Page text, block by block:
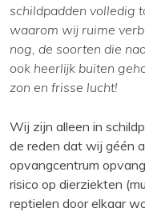
schildpadden volledig
waarom wij ruime
nog, de soorten die
ook heerlijk buiten
zon en frisse lucht!
Wij zijn alleen in
de reden dat wij géén
opvangcentrum
risico op dierziekten
reptielen door elkaar